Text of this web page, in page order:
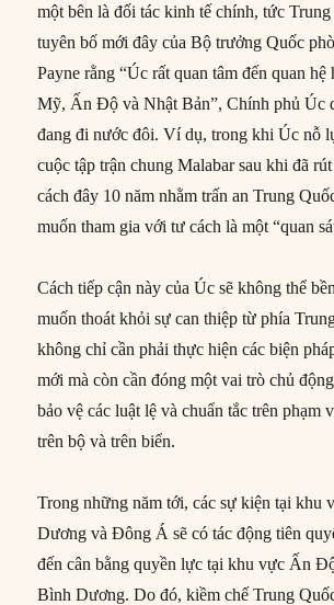
một bên là đối tác kinh tế chính, tức
tuyên bố mới đây của Bộ trưởng Quốc
Payne rằng “Úc rất quan tâm đến quan hệ
Mỹ, Ấn Độ và Nhật Bản”, Chính phủ Úc
đang đi nước đôi. Ví dụ, trong khi Úc nỗ
cuộc tập trận chung Malabar sau khi đã
cách đây 10 năm nhằm trấn an Trung
muốn tham gia với tư cách là một “quan
Cách tiếp cận này của Úc sẽ không thể
muốn thoát khỏi sự can thiệp từ phía
không chỉ cần phải thực hiện các biện
mới mà còn cần đóng một vai trò chủ
bảo vệ các luật lệ và chuẩn tắc trên phạm
trên bộ và trên biển.
Trong những năm tới, các sự kiện tại khu
Dương và Đông Á sẽ có tác động tiên
đến cân bằng quyền lực tại khu vực Ấn
Bình Dương. Do đó, kiềm chế Trung